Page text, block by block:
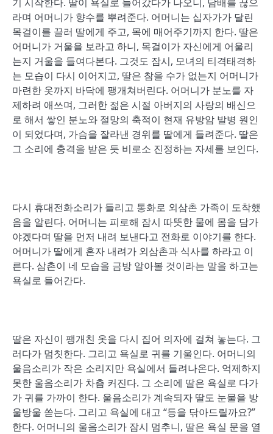
라며 어머니가 향수를 뿌려준다. 어머니는 십자가가 달린
목걸이를 끌러 딸에게 주고, 목에 매어주기까지 한다. 딸은
어머니가 거울을 보라고 하니, 목걸이가 자신에게 어울리
는지 거울을 들여다본다. 그것도 잠시, 모녀의 티격태격하
는 모습이 다시 이어지고, 딸은 참을 수가 없는지 어머니가
마련한 옷까지 바닥에 팽개쳐버린다. 어머니가 분노를 자
제하려 애쓰며, 그러한 젊은 시절 아버지의 사랑의 배신으
로 해서 쌓인 분노와 절망의 축적이 현재 유방암 발병 원인
이 되었다며, 가슴을 잘라낸 경위를 딸에게 들려준다. 딸은
그 소리에 충격을 받은 듯 비로소 진정하는 자세를 보인다.
다시 휴대전화소리가 들리고 통화로 외삼촌 가족이 도착했
음을 알린다. 어머니는 피로해 잠시 따뜻한 물에 몸을 담가
야겠다며 딸을 먼저 내려 보낸다고 전화로 이야기를 한다.
어머니가 딸에게 혼자 내려가 외삼촌과 식사를 하라고 이
른다. 삼촌이 네 모습을 금방 알아볼 것이라는 말을 하고는
욕실로 들어간다.
딸은 자신이 팽개친 옷을 다시 집어 의자에 걸쳐 놓는다. 그
러다가 멈칫한다. 그리고 욕실로 귀를 기울인다. 어머니의
울음소리가 작은 소리지만 욕실에서 들려나온다. 억제하지
못한 울음소리가 차츰 커진다. 그 소리에 딸은 욕실로 다가
가 귀를 가까이 한다. 울음소리가 계속되자 딸도 눈물을 방
울방울 쏟는다. 그리고 욕실에 대고 “등을 닦아드릴까요?”
한다. 어머니의 울음소리가 잠시 멈추니, 딸은 욕실 문을 열